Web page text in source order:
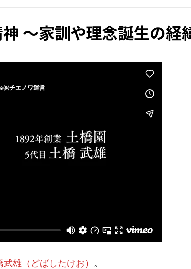
神 ～家訓や理念誕生の経
雄（どばしたけお） 。